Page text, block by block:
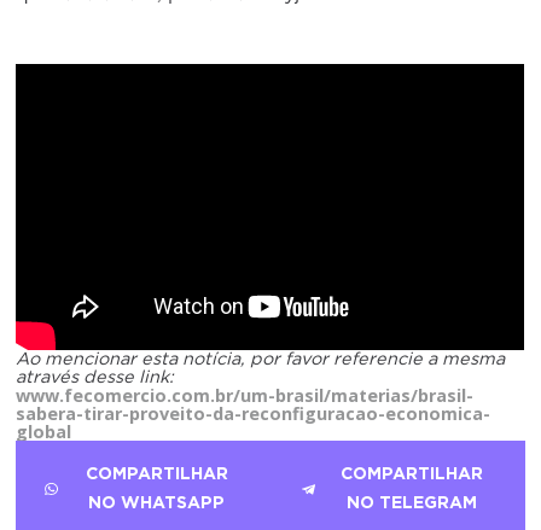
Ao mencionar esta notícia, por favor referencie a mesma
através desse link:
www.fecomercio.com.br/um-brasil/materias/brasil-
sabera-tirar-proveito-da-reconfiguracao-economica-
global
COMPARTILHAR
NO WHATSAPP
COMPARTILHAR
NO TELEGRAM